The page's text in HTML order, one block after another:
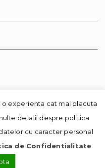
realizat de
experienta cat mai placuta
detalii despre politica
cu caracter personal
de Confidentialitate